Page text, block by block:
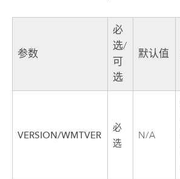
参数
必
选/
可
选
默认值
VERSION/WMTVER
必
选
N/A